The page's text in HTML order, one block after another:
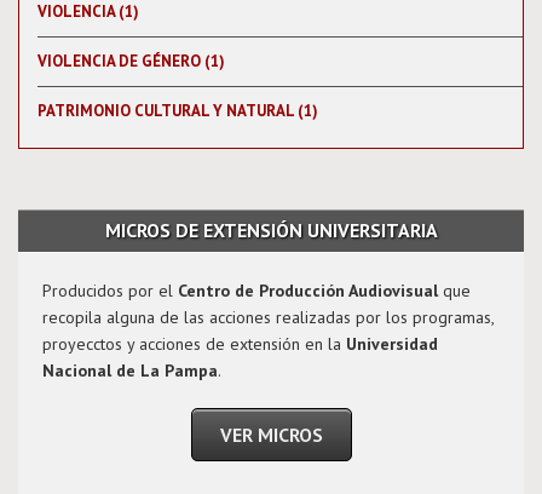
VIOLENCIA (1)
VIOLENCIA DE GÉNERO (1)
PATRIMONIO CULTURAL Y NATURAL (1)
MICROS DE EXTENSIÓN UNIVERSITARIA
Producidos por el Centro de Producción Audiovisualque
recopila alguna de las acciones realizadas por los programas,
proyecctos y acciones de extensión en la Universidad
Nacional de La Pampa.
VER MICROS